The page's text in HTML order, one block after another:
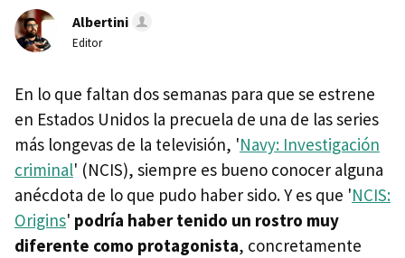
Albertini
Editor
En lo que faltan dos semanas para que se estrene
en Estados Unidos la precuela de una de las series
más longevas de la televisión, 'Navy: Investigación
criminal' (NCIS), siempre es bueno conocer alguna
anécdota de lo que pudo haber sido. Y es que 'NCIS:
Origins' podría haber tenido un rostro muy
diferente como protagonista, concretamente